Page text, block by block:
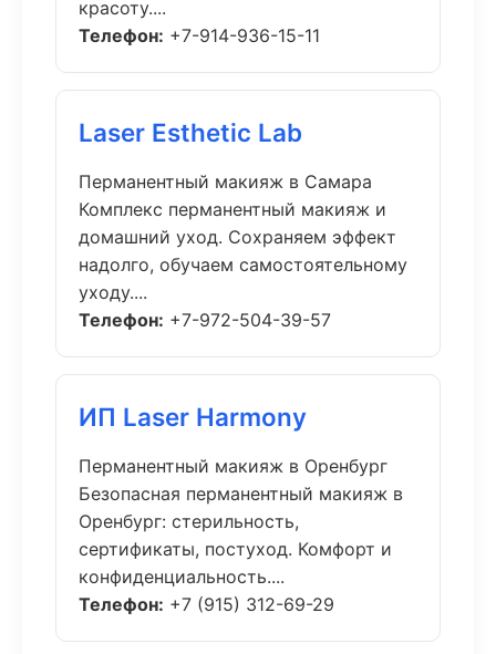
красоту....
Телефон: +7-914-936-15-11
Laser Esthetic Lab
Перманентный макияж в Самара
Комплекс перманентный макияж и
домашний уход. Сохраняем эффект
надолго, обучаем самостоятельному
уходу....
Телефон: +7-972-504-39-57
ИП Laser Harmony
Перманентный макияж в Оренбург
Безопасная перманентный макияж в
Оренбург: стерильность,
сертификаты, постуход. Комфорт и
конфиденциальность....
Телефон: +7 (915) 312-69-29